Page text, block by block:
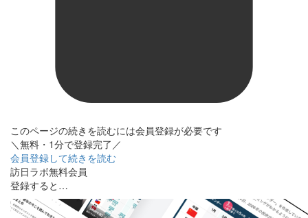
このページの続きを読むには会員登録が必要です
＼無料・1分で登録完了／
会員登録して続きを読む
訪日ラボ無料会員
登録すると…